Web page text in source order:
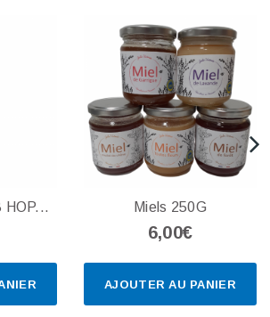
HOP...
AJOUTER AU PANIER
Miels 250G
6,00€